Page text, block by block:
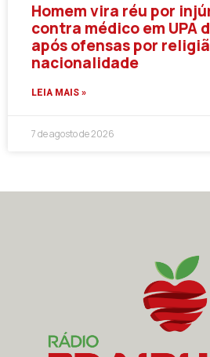
Homem vira réu por
contra médico em UPA
após ofensas por
nacionalidade
LEIA MAIS »
7 de agosto de 2026